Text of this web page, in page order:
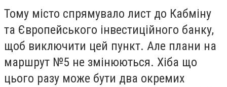
Тому місто спрямувало лист до Кабміну
та Європейського інвестиційного банку,
щоб виключити цей пункт. Але плани на
маршрут №5 не змінюються. Хіба що
цього разу може бути два окремих